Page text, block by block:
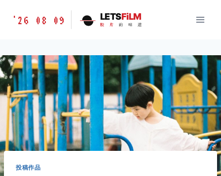
胶
味
道
LETSFILM
'26 08 09 LETSFiLM
胶 片 的 味 道
投稿作品